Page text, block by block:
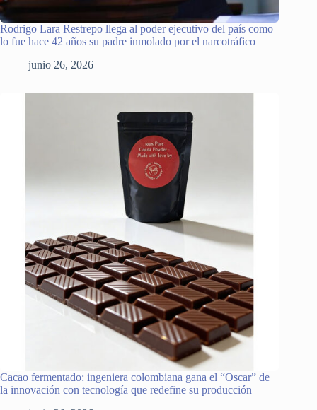
Rodrigo Lara Restrepo llega al poder ejecutivo del país como
lo fue hace 42 años su padre inmolado por el narcotráfico
junio 26, 2026
Cacao fermentado: ingeniera colombiana gana el “Oscar” de
la innovación con tecnología que redefine su producción